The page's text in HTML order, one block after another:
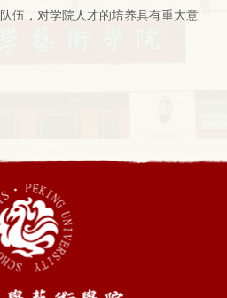
伍，对学院人才的培养具有重大意